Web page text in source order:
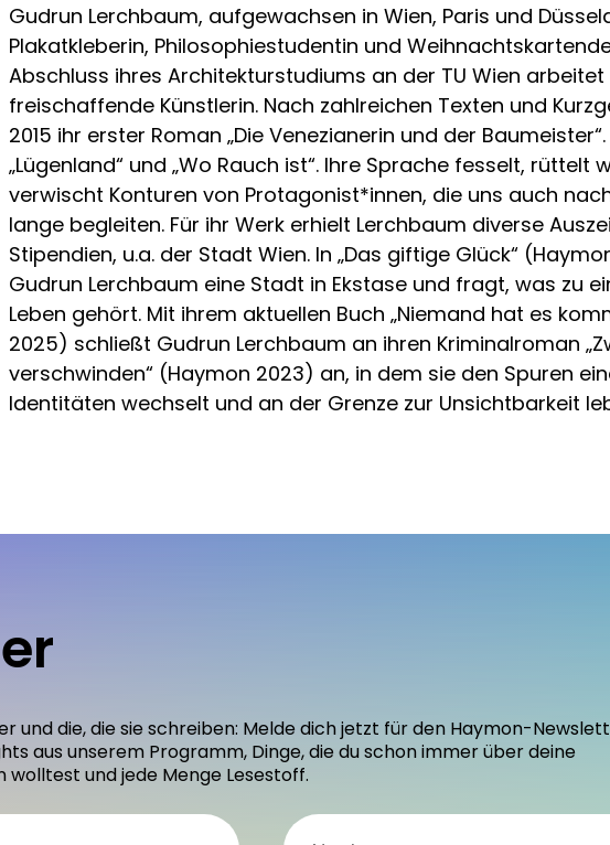
Gudrun Lerchbaum, aufgewachsen in Wien, Paris und
Plakatkleberin, Philosophiestudentin und
Abschluss ihres Architekturstudiums an der TU Wien
freischaffende Künstlerin. Nach zahlreichen Texten und
2015 ihr erster Roman „Die Venezianerin und der
„Lügenland“ und „Wo Rauch ist“. Ihre Sprache fesselt, rüttelt
verwischt Konturen von Protagonist*innen, die uns auch
lange begleiten. Für ihr Werk erhielt Lerchbaum diverse
Stipendien, u.a. der Stadt Wien. In „Das giftige Glück“
Gudrun Lerchbaum eine Stadt in Ekstase und fragt, was zu
Leben gehört. Mit ihrem aktuellen Buch „Niemand hat es
2025) schließt Gudrun Lerchbaum an ihren Kriminalroman
verschwinden“ (Haymon 2023) an, in dem sie den Spuren
Identitäten wechselt und an der Grenze zur Unsichtbarkeit
und die, die sie schreiben: Melde dich jetzt für den Haymon-
aus unserem Programm, Dinge, die du schon immer über deine
wolltest und jede Menge Lesestoff.